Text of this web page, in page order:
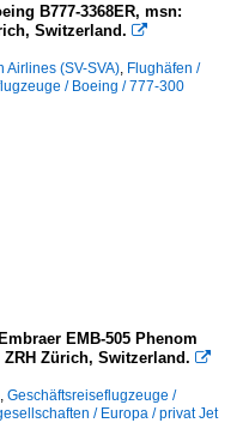
B777-3368ER, msn:
Switzerland. 
Airlines (SV-SVA), Flughäfen /
/ Boeing / 777-300
EMB-505 Phenom
ZRH Zürich, Switzerland. 
, Geschäftsreiseflugzeuge /
/ Europa / privat Jet